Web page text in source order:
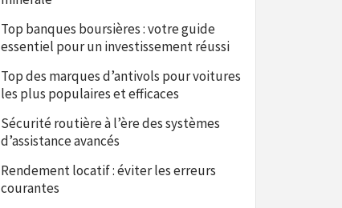
Top banques boursières : votre guide
essentiel pour un investissement réussi
Top des marques d’antivols pour voitures
les plus populaires et efficaces
Sécurité routière à l’ère des systèmes
d’assistance avancés
Rendement locatif : éviter les erreurs
courantes